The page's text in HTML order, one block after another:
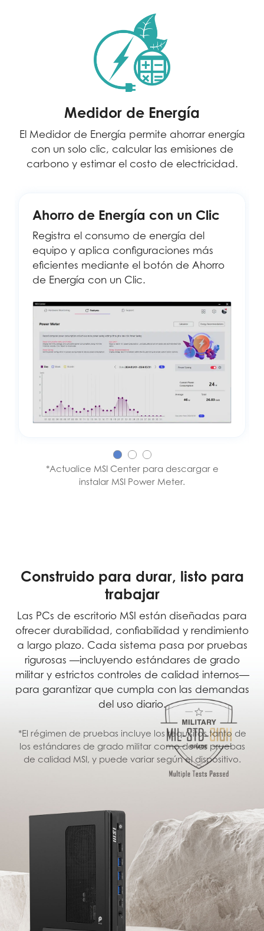
Medidor de Energía
El Medidor de Energía permite ahorrar energía
con un solo clic, calcular las emisiones de
carbono y estimar el costo de electricidad.
Ahorro de Energía con un Clic
Registra el consumo de energía del
equipo y aplica configuraciones más
eficientes mediante el botón de Ahorro
de Energía con un Clic.
*Actualice MSI Center para descargar e
instalar MSI Power Meter.
Construido para durar, listo para
trabajar
Las PCs de escritorio MSI están diseñadas para
ofrecer durabilidad, confiabilidad y rendimiento
a largo plazo. Cada sistema pasa por pruebas
rigurosas —incluyendo estándares de grado
militar y estrictos controles de calidad internos—
para garantizar que cumpla con las demandas
del uso diario.
*El régimen de pruebas incluye los requisitos tanto de
los estándares de grado militar como de las pruebas
de calidad MSI, y puede variar según el dispositivo.